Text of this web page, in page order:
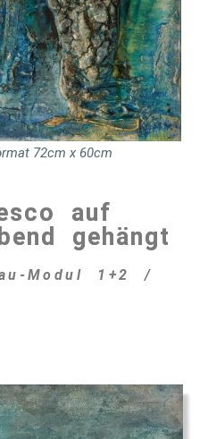
72cm x 60cm
auf
gehängt
Modul 1+2 /